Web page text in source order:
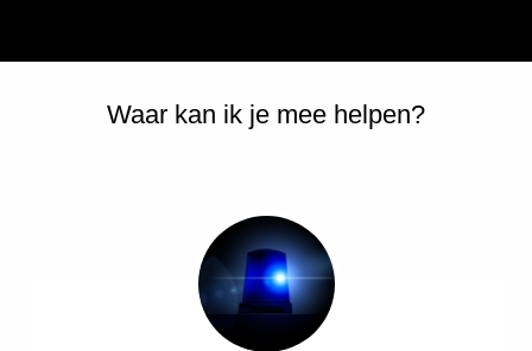
Waar kan ik je mee helpen?